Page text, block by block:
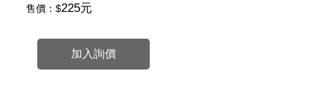
售價：$225元
加入詢價